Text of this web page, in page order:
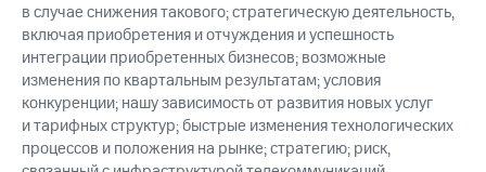
в случае снижения такового; стратегическую деятельность,
включая приобретения и отчуждения и успешность
интеграции приобретенных бизнесов; возможные
изменения по квартальным результатам; условия
конкуренции; нашу зависимость от развития новых услуг
и тарифных структур; быстрые изменения технологических
процессов и положения на рынке; стратегию; риск,